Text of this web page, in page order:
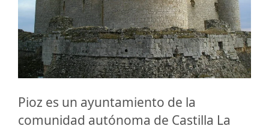
Pioz es un ayuntamiento de la
comunidad autónoma de Castilla La